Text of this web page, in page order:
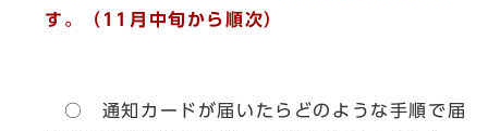
す。（11月中旬から順次）
○ 通知カードが届いたらどのような手順で届